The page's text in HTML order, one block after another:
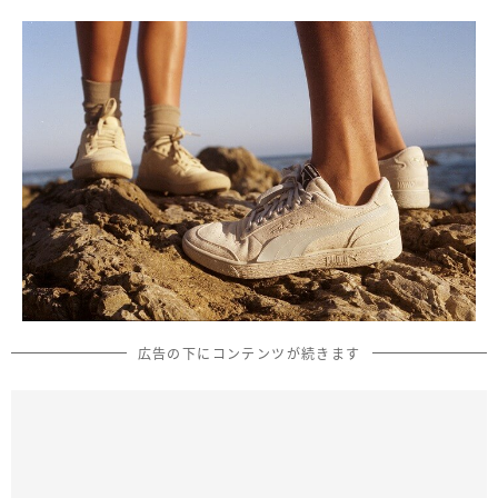
広告の下にコンテンツが続きます